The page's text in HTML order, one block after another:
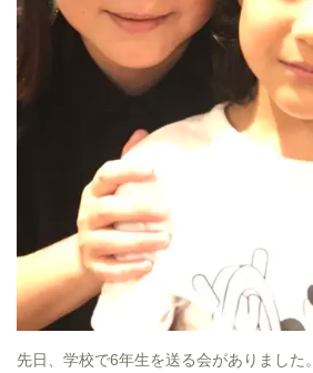
先日、学校で6年生を送る会がありました。